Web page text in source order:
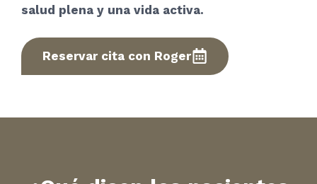
salud plena y una vida activa.
Reservar cita con Roger